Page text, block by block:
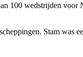
100 wedstrijden
Stam was